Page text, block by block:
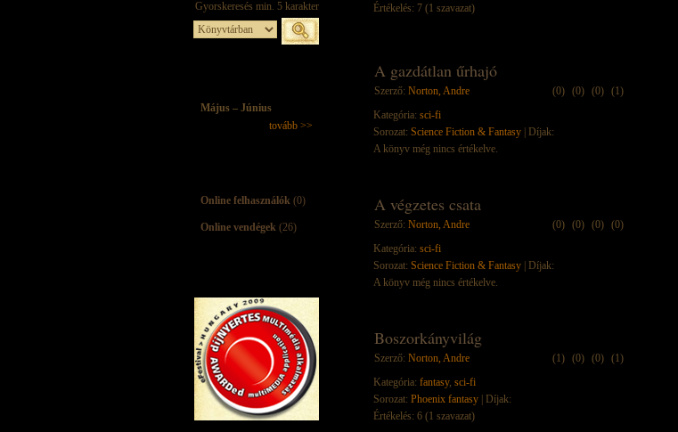
Május – Június
tovább >>
Online felhasználók (0)
Online vendégek(26)
Értékelés: 7 (1 szavazat)
A gazdátlan űrhajó
Szerző: Norton, Andre (0) (0) (0) (1)
Kategória: sci-fi
Sorozat: Science Fiction & Fantasy| Díjak:
A könyv még nincs értékelve.
A végzetes csata
Szerző: Norton, Andre (0) (0) (0) (0)
Kategória: sci-fi
Sorozat: Science Fiction & Fantasy| Díjak:
A könyv még nincs értékelve.
Boszorkányvilág
Szerző: Norton, Andre (1) (0) (0) (1)
Kategória: fantasy, sci-fi
Sorozat: Phoenix fantasy| Díjak:
Értékelés: 6 (1 szavazat)